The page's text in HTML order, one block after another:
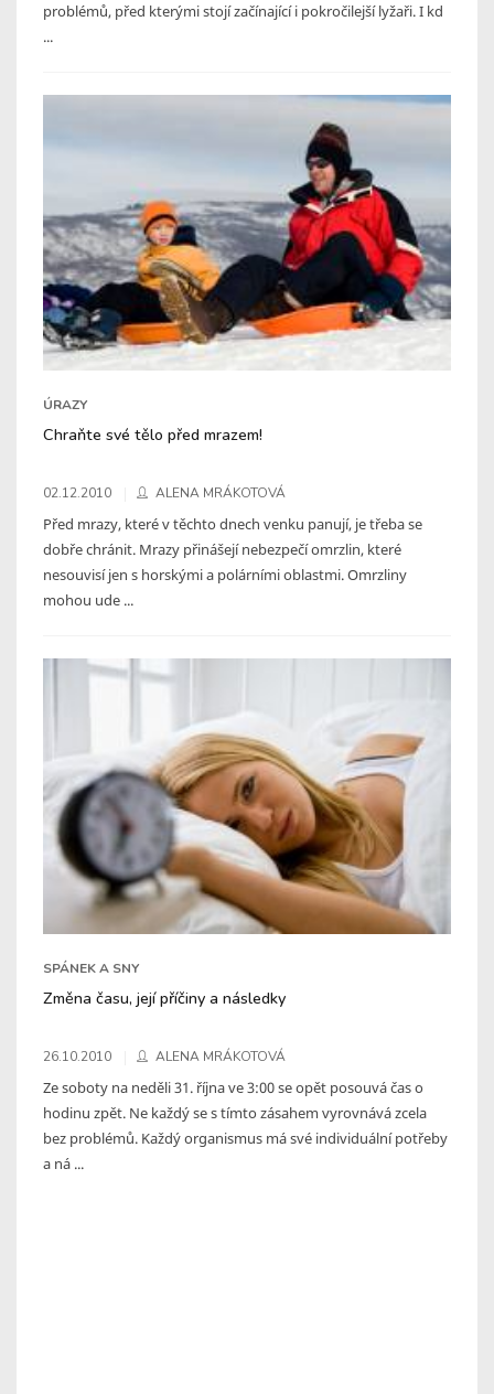
problémů, před kterými stojí začínající i pokročilejší lyžaři. I kd
...
ÚRAZY
Chraňte své tělo před mrazem!
02.12.2010 ALENA MRÁKOTOVÁ
Před mrazy, které v těchto dnech venku panují, je třeba se
dobře chránit. Mrazy přinášejí nebezpečí omrzlin, které
nesouvisí jen s horskými a polárními oblastmi. Omrzliny
mohou ude ...
SPÁNEK A SNY
Změna času, její příčiny a následky
26.10.2010 ALENA MRÁKOTOVÁ
Ze soboty na neděli 31. října ve 3:00 se opět posouvá čas o
hodinu zpět. Ne každý se s tímto zásahem vyrovnává zcela
bez problémů. Každý organismus má své individuální potřeby
a ná ...